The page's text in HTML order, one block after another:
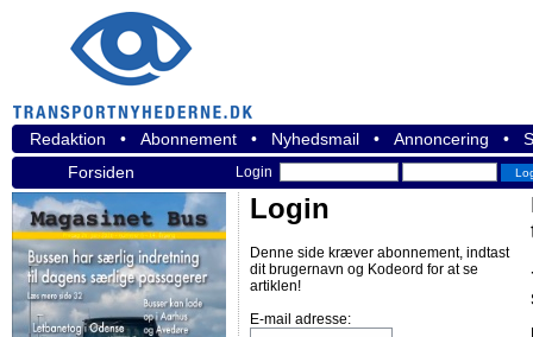
Redaktion • Abonnement • Nyhedsmail • Annoncering •
Forsiden
Login
Login
Denne side kræver abonnement, indtast
dit brugernavn og Kodeord for at se
artiklen!
E-mail adresse: